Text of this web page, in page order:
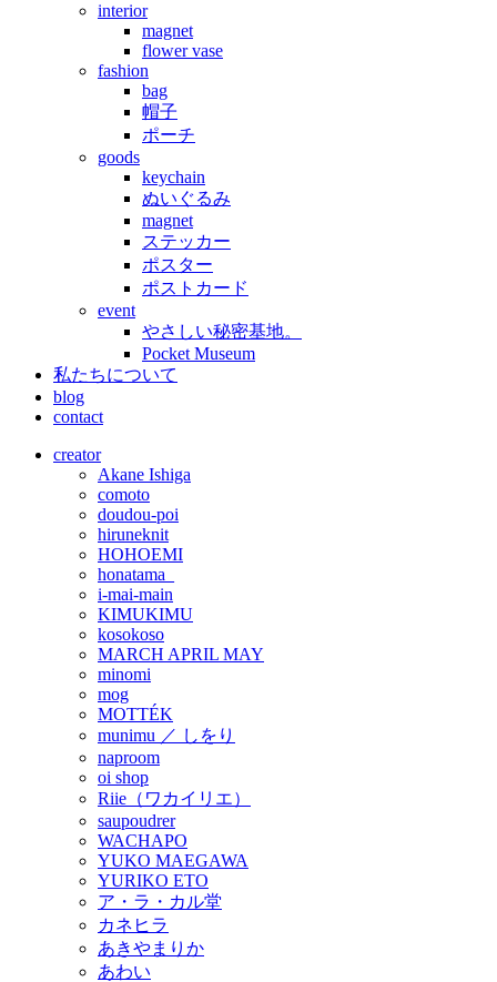
interior
magnet
flower vase
fashion
bag
帽子
ポーチ
goods
keychain
ぬいぐるみ
magnet
ステッカー
ポスター
ポストカード
event
やさしい秘密基地。
Pocket Museum
私たちについて
blog
contact
creator
Akane Ishiga
comoto
doudou-poi
hiruneknit
HOHOEMI
honatama_
i-mai-main
KIMUKIMU
kosokoso
MARCH APRIL MAY
minomi
mog
MOTTÉK
munimu ／ しをり
naproom
oi shop
Riie（ワカイリエ）
saupoudrer
WACHAPO
YUKO MAEGAWA
YURIKO ETO
ア・ラ・カル堂
カネヒラ
あきやまりか
あわい